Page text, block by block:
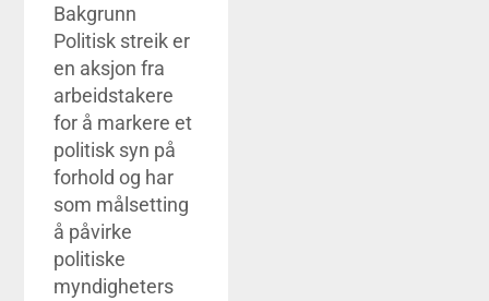
Bakgrunn
Politisk streik er
en aksjon fra
arbeidstakere
for å markere et
politisk syn på
forhold og har
som målsetting
å påvirke
politiske
myndigheters